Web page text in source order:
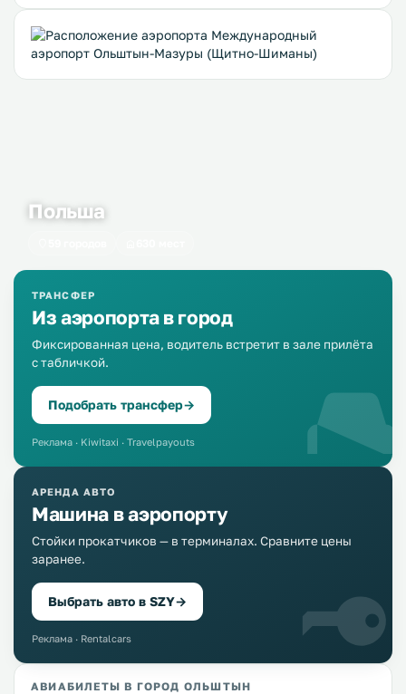
Польша
ТРАНСФЕР
Из аэропорта в город
Фиксированная цена, водитель встретит в зале прилёта
с табличкой.
Подобрать трансфер→
Реклама · Kiwitaxi · Travelpayouts
АРЕНДА АВТО
Машина в аэропорту
Стойки прокатчиков — в терминалах. Сравните цены
заранее.
Выбрать авто в SZY→
Реклама · Rentalcars
АВИАБИЛЕТЫ В ГОРОД ОЛЬШТЫН